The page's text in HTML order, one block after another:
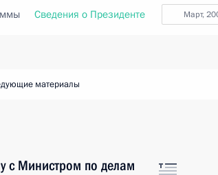
март,
Сведения о Президенте
материалы
с Министром по делам